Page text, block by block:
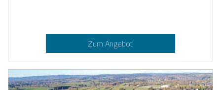
Zum Angebot